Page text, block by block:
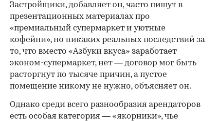
Застройщики, добавляет он, часто пишут в
презентационных материалах про
«премиальный супермаркет и уютные
кофейни», но никаких реальных последствий за
то, что вместо «Азбуки вкуса» заработает
эконом-супермаркет, нет — договор мог быть
расторгнут по тысяче причин, а пустое
помещение никому не нужно, объясняет он.
Однако среди всего разнообразия арендаторов
есть особая категория — «якорники», чье